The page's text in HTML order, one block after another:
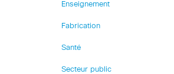
Enseignement
Fabrication
Santé
Secteur public